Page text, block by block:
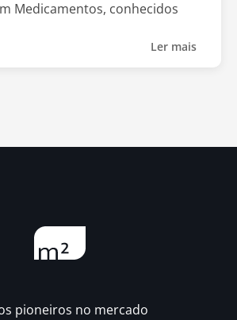
Medicamentos, conhecidos
Ler mais
pioneiros no mercado